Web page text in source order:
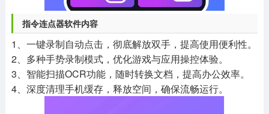
指令连点器软件内容
1、一键录制自动点击，彻底解放双手，提高使用便利性。
2、多种手势录制模式，优化游戏与应用操控体验。
3、智能扫描OCR功能，随时转换文档，提高办公效率。
4、深度清理手机缓存，释放空间，确保流畅运行。